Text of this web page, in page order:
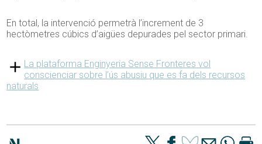
En total, la intervenció permetrà l’increment de 3
hectòmetres cúbics d’aigües depurades pel sector primari.
La plataforma Enginyeria Sense Fronteres vol
conscienciar sobre l’ús abusiu que es fa dels recursos
naturals